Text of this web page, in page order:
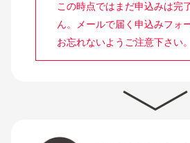
この時点ではまだ申込みは完
ん。
メールで届く申込みフォ
お忘れないようご注意下さい。